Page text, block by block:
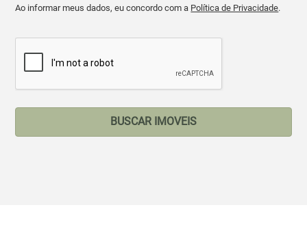
Ao informar meus dados, eu concordo com a Política de Privacidade.
BUSCAR IMOVEIS